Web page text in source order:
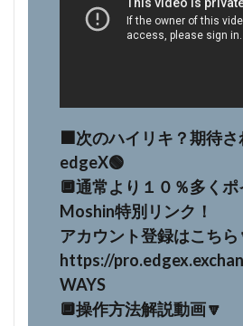
⬛️次のハイリキ？期待さ
edgeX🟢
🔲通常より１０％多く
Moshin特別リンク！
アカウント登録はこちら
https://
WAYS
🔲操作方法解説動画🔽